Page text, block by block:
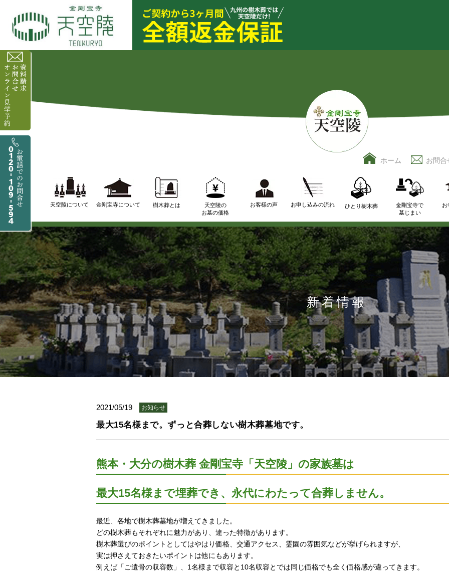
ホーム お問
天空陵について 金剛宝寺について 樹木葬とは
天空陵の
お墓の価格
お客様の声 お申し込みの流れ ひとり樹木葬
金剛宝寺で
墓じまい
お
新着情報
2021/05/19 お知らせ
最大15名様まで。ずっと合葬しない樹木葬墓地です。
熊本・大分の樹木葬 金剛宝寺「天空陵」の家族墓は
最大15名様まで埋葬でき、永代にわたって合葬しません。
最近、各地で樹木葬墓地が増えてきました。
どの樹木葬もそれぞれに魅力があり、違った特徴があります。
樹木葬選びのポイントとしてはやはり価格、交通アクセス、霊園の雰囲気などが挙げられますが、
実は押さえておきたいポイントは他にもあります。
例えば「ご遺骨の収容数」、1名様まで収容と10名収容とでは同じ価格でも全く価格感が違ってきます。